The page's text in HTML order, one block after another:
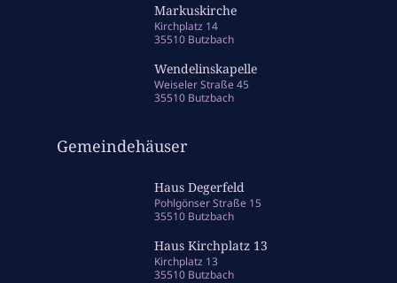
Markuskirche
Kirchplatz 14
35510 Butzbach
Wendelinskapelle
Weiseler Straße 45
35510 Butzbach
Gemeindehäuser
Haus Degerfeld
Pohlgönser Straße 15
35510 Butzbach
Haus Kirchplatz 13
Kirchplatz 13
35510 Butzbach